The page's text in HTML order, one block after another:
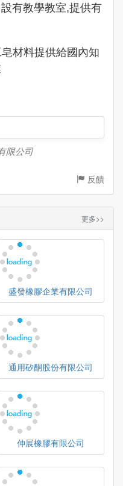
有教學教室,提供有
材料提供給國內知
限公司
反饋
更多>>
盛發橡膠企業有限公司
通用矽酮股份有限公司
伸展橡膠有限公司